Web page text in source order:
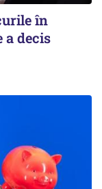
în
a decis